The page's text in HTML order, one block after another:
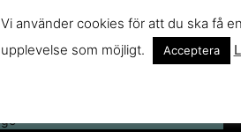
Vi använder cookies för att du ska få
upplevelse som möjligt.
Acceptera